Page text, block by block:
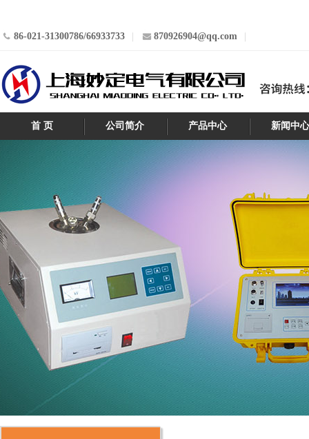
86-021-31300786/66933733 870926904@qq.com
首 页 公司简介 产品中心 新闻中